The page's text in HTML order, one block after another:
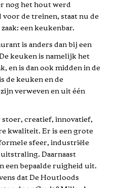
nog het hout werd
de treinen, staat nu de
een keukenbar.
is anders dan bij een
keuken is namelijk het
en is dan ook midden in de
de keuken en de
verweven en uit één
creatief, innovatief,
kwaliteit. Er is een grote
sfeer, industriële
Daarnaast
een bepaalde ruigheid uit.
dat De Houtloods